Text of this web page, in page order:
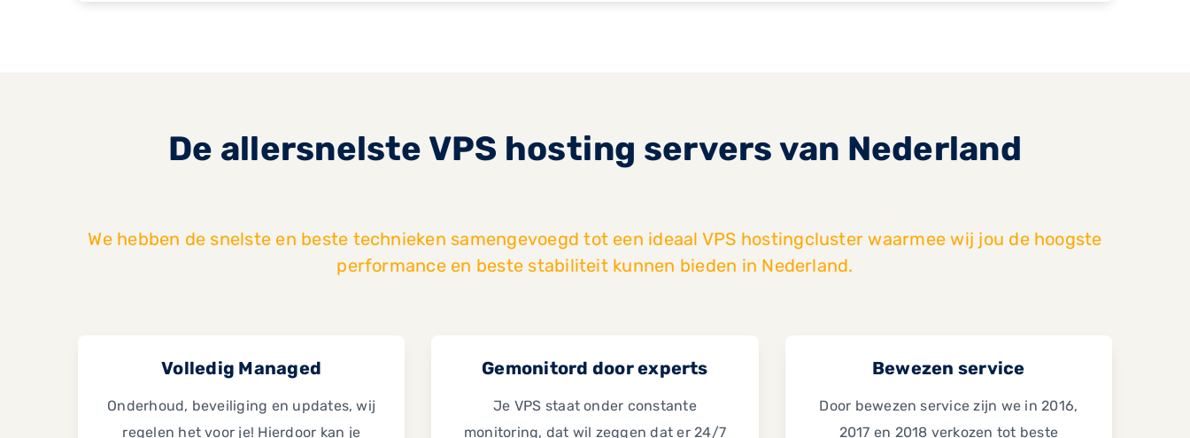
De allersnelste VPS hosting servers van Nederland
We hebben de snelste en beste technieken samengevoegd tot een ideaal VPS hostingcluster waarmee wij jou de hoogste
performance en beste stabiliteit kunnen bieden in Nederland.
Volledig Managed
Onderhoud, beveiliging en updates, wij
regelen het voor je! Hierdoor kan je
Gemonitord door experts
Je VPS staat onder constante
monitoring, dat wil zeggen dat er 24/7
Bewezen service
Door bewezen service zijn we in 2016,
2017 en 2018 verkozen tot beste